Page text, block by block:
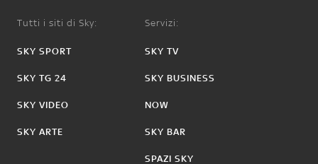
Tutti i siti di Sky:
SKY SPORT
SKY TG 24
SKY VIDEO
SKY ARTE
Servizi:
SKY TV
SKY BUSINESS
NOW
SKY BAR
SPAZI SKY